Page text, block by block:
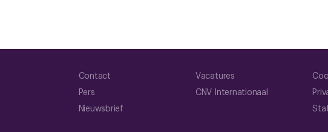
Contact
Pers
Nieuwsbrief
Vacatures
CNV Internationaal